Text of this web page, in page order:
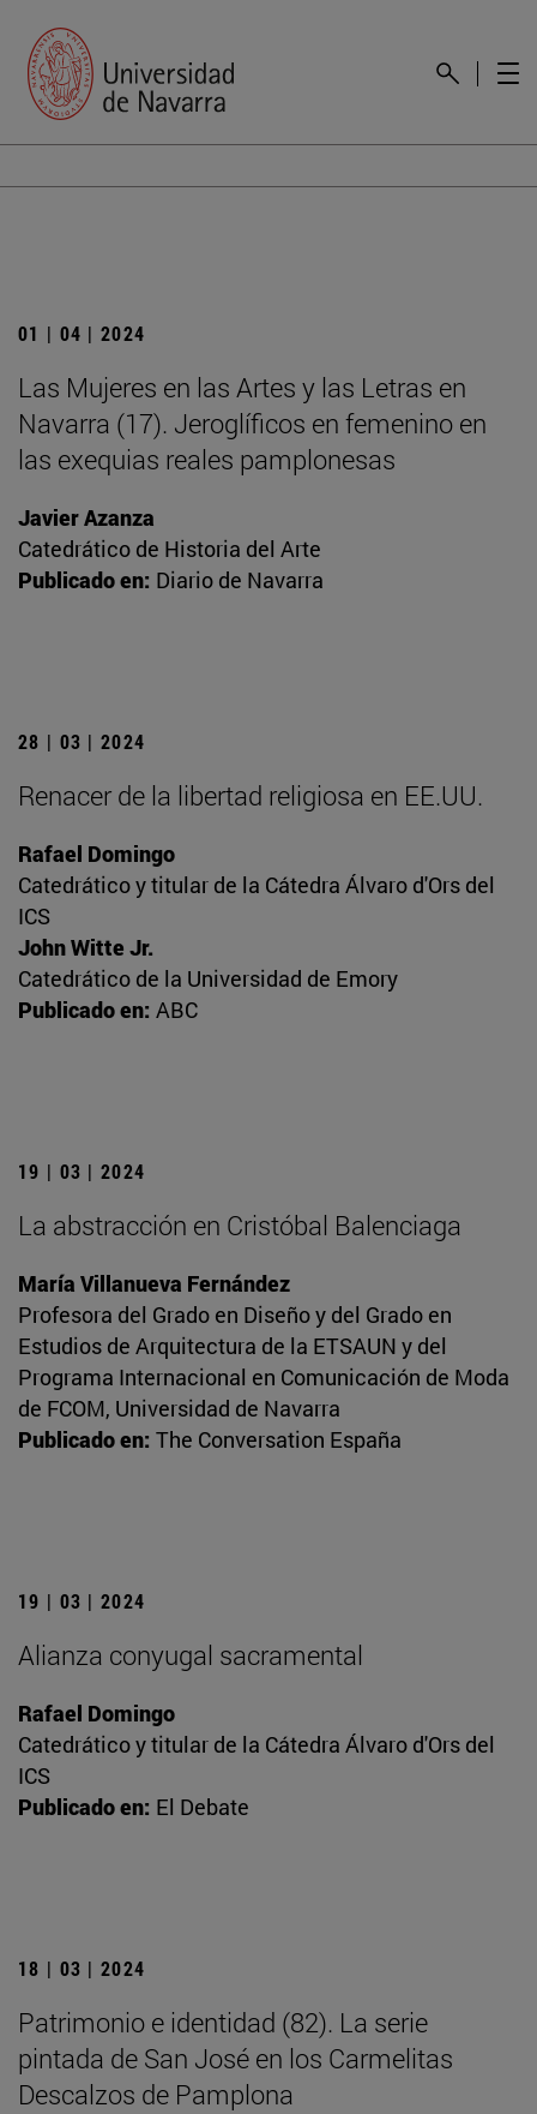
01 | 04 | 2024
Las Mujeres en las Artes y las Letras en
Navarra (17). Jeroglíficos en femenino en
las exequias reales pamplonesas
Javier Azanza
Catedrático de Historia del Arte
Publicado en: Diario de Navarra
28 | 03 | 2024
Renacer de la libertad religiosa en EE.UU.
Rafael Domingo
Catedrático y titular de la Cátedra Álvaro d'Ors del
ICS
John Witte Jr.
Catedrático de la Universidad de Emory
Publicado en: ABC
19 | 03 | 2024
La abstracción en Cristóbal Balenciaga
María Villanueva Fernández
Profesora del Grado en Diseño y del Grado en
Estudios de Arquitectura de la ETSAUN y del
Programa Internacional en Comunicación de Moda
de FCOM, Universidad de Navarra
Publicado en: The Conversation España
19 | 03 | 2024
Alianza conyugal sacramental
Rafael Domingo
Catedrático y titular de la Cátedra Álvaro d'Ors del
ICS
Publicado en: El Debate
18 | 03 | 2024
Patrimonio e identidad (82). La serie
pintada de San José en los Carmelitas
Descalzos de Pamplona